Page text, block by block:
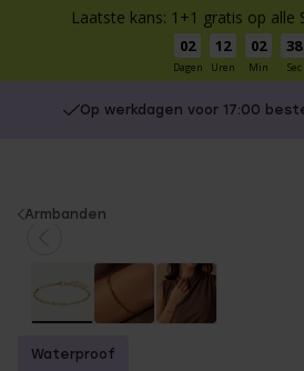
Laatste kans: 1+1 gratis op alle
02
Dagen
12
Uren
02
Min
38
Sec
Op werkdagen voor 17:00
You
Armbanden
Waterproof